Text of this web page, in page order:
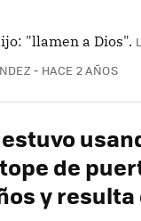
"llamen a Dios".
HACE 2 AÑOS
de
y resulta